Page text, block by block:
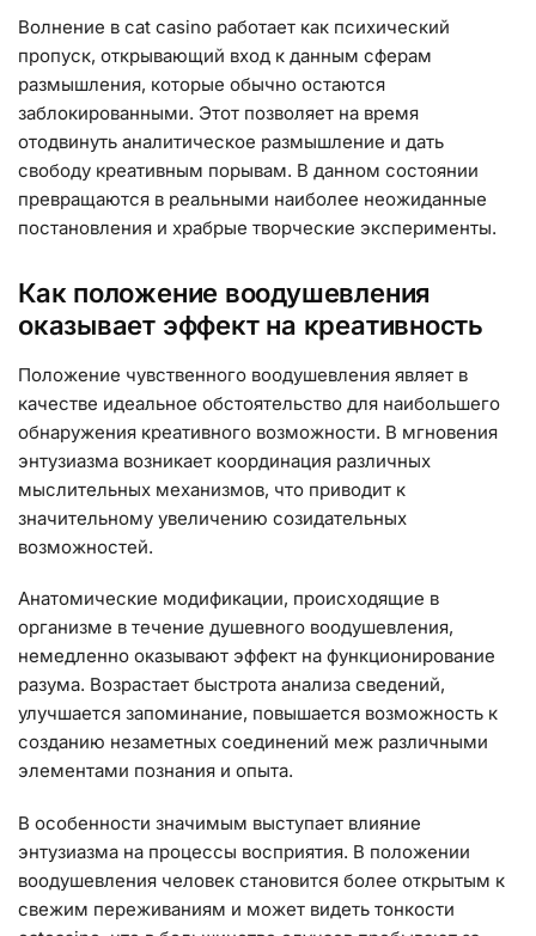
Волнение в cat casino работает как психический
пропуск, открывающий вход к данным сферам
размышления, которые обычно остаются
заблокированными. Этот позволяет на время
отодвинуть аналитическое размышление и дать
свободу креативным порывам. В данном состоянии
превращаются в реальными наиболее неожиданные
постановления и храбрые творческие эксперименты.
Как положение воодушевления
оказывает эффект на креативность
Положение чувственного воодушевления являет в
качестве идеальное обстоятельство для наибольшего
обнаружения креативного возможности. В мгновения
энтузиазма возникает координация различных
мыслительных механизмов, что приводит к
значительному увеличению созидательных
возможностей.
Анатомические модификации, происходящие в
организме в течение душевного воодушевления,
немедленно оказывают эффект на функционирование
разума. Возрастает быстрота анализа сведений,
улучшается запоминание, повышается возможность к
созданию незаметных соединений меж различными
элементами познания и опыта.
В особенности значимым выступает влияние
энтузиазма на процессы восприятия. В положении
воодушевления человек становится более открытым к
свежим переживаниям и может видеть тонкости